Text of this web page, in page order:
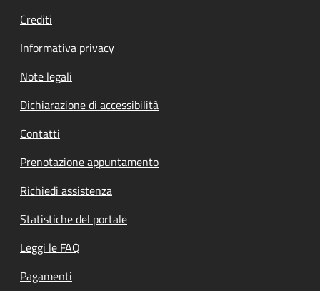
Crediti
Informativa privacy
Note legali
Dichiarazione di accessibilità
Contatti
Prenotazione appuntamento
Richiedi assistenza
Statistiche del portale
Leggi le FAQ
Pagamenti